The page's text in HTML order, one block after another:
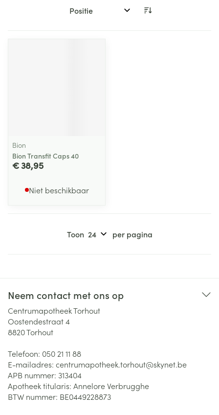
Sorteer op:
Bion
Bion Transfit Caps 40
€ 38,95
Niet beschikbaar
Toon per pagina
Neem contact met ons op
Centrumapotheek Torhout
Oostendestraat 4
8820Torhout
Telefoon: 050 21 11 88
E-mailadres: centrumapotheek.torhout@skynet.be
APB nummer: 313404
Apotheek titularis: Annelore Verbrugghe
BTW nummer: BE0449228873